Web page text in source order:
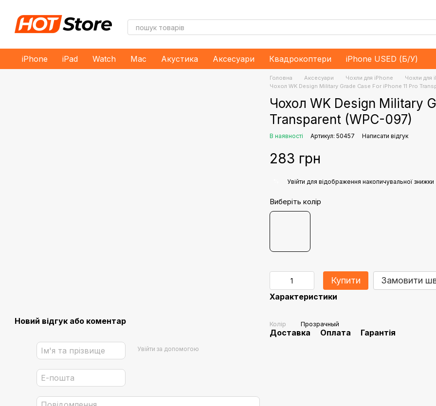
iPhone iPad Watch Mac Акустика Аксесуари Квадрокоптери iPhone USED (Б/У)
Новий відгук або коментар
Увійти за допомогою
Головна Аксесуари Чохли для iPhone
Чохли для
Чохол WK Design Military Grade Case For iPhone 11 Pro
Чохол WK Design Military
Transparent (WPC-097)
В наявності Артикул: 50457 Написати відгук
283 грн
Увійти для відображення накопичувальної знижки
Виберіть колір
Купити Замовити
Характеристики
Колір Прозрачный
Доставка Оплата Гарантія